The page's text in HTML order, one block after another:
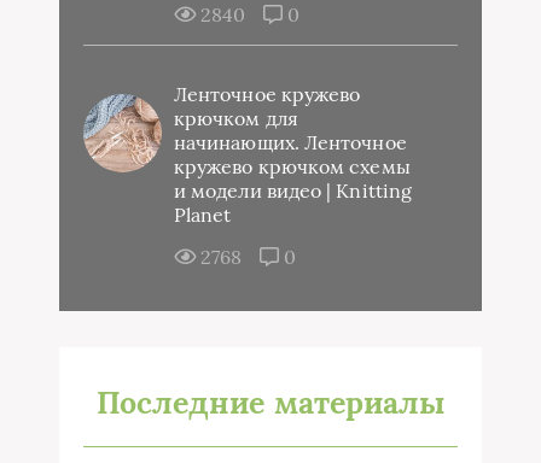
2840
0
Ленточное кружево
крючком для
начинающих. Ленточное
кружево крючком схемы
и модели видео | Knitting
Planet
2768
0
Последние материалы